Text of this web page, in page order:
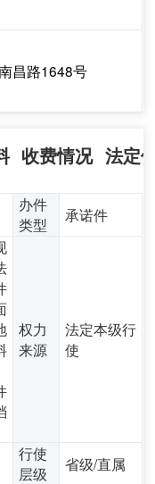
昌路1648号
收费情况 法定
办件
类型
承诺件
权力
来源
法定本级行
使
行使
层级
省级/直属